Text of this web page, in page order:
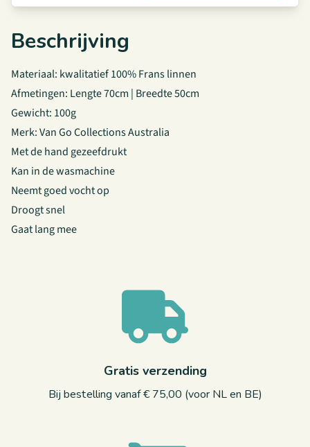
Beschrijving
Materiaal: kwalitatief 100% Frans linnen
Afmetingen: Lengte 70cm | Breedte 50cm
Gewicht: 100g
Merk: Van Go Collections Australia
Met de hand gezeefdrukt
Kan in de wasmachine
Neemt goed vocht op
Droogt snel
Gaat lang mee
Gratis verzending
Bij bestelling vanaf € 75,00 (voor NL en BE)